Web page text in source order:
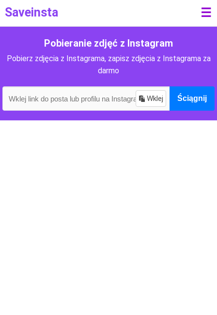
Saveinsta ☰
Pobieranie zdjęć z Instagram
Pobierz zdjęcia z Instagrama, zapisz zdjęcia z Instagrama za
darmo
Wklej Ściągnij